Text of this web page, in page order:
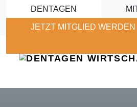
Skip to main content
DENTAGEN
JETZT MITGLIED WERDEN